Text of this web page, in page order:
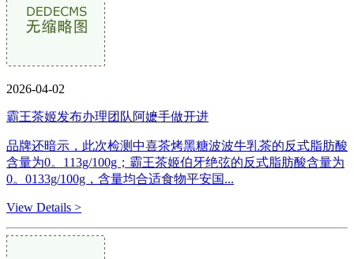
2026-04-02
霸王茶姬发布办理团队阿嬷手做开进
品牌还暗示，此次检测中喜茶烤黑糖波波牛乳茶的反式脂肪酸
含量为0。113g/100g；霸王茶姬伯牙绝弦的反式脂肪酸含量为
0。0133g/100g，含量均合适食物平安国...
View Details >